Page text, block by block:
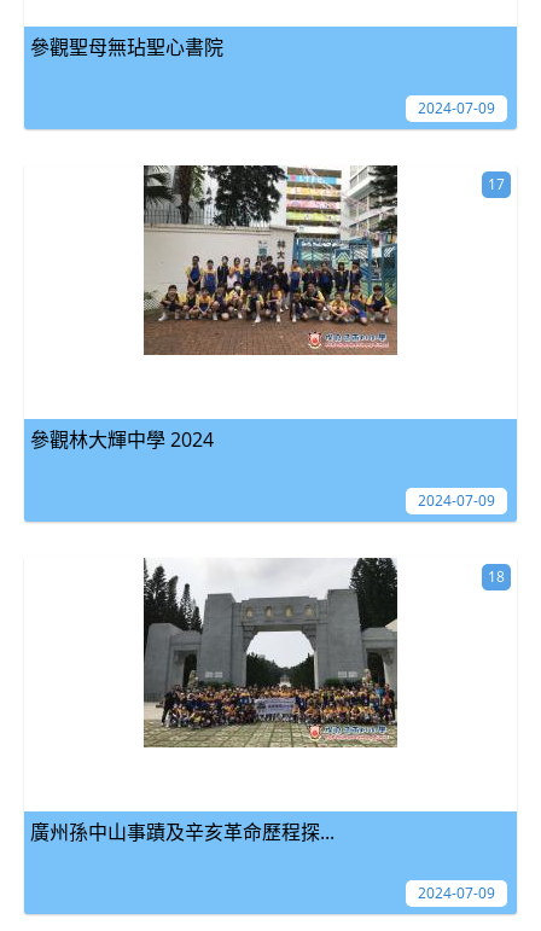
參觀聖母無玷聖心書院
2024-07-09
參觀林大輝中學 2024
17
2024-07-09
廣州孫中山事蹟及辛亥革命歷程探...
18
2024-07-09